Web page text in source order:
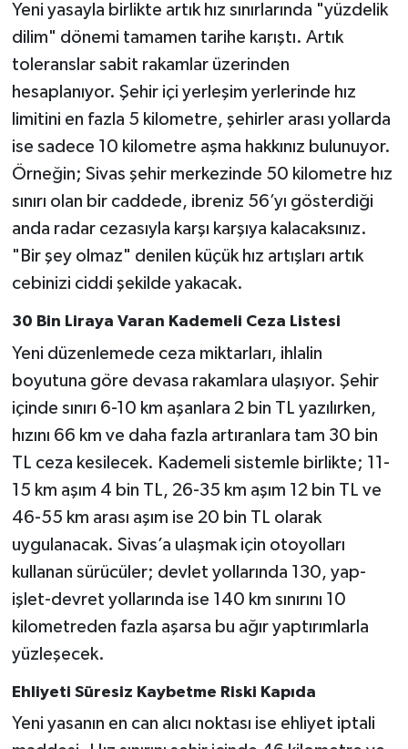
Yeni yasayla birlikte artık hız sınırlarında "yüzdelik
dilim" dönemi tamamen tarihe karıştı. Artık
toleranslar sabit rakamlar üzerinden
hesaplanıyor. Şehir içi yerleşim yerlerinde hız
limitini en fazla 5 kilometre, şehirler arası yollarda
ise sadece 10 kilometre aşma hakkınız bulunuyor.
Örneğin; Sivas şehir merkezinde 50 kilometre hız
sınırı olan bir caddede, ibreniz 56’yı gösterdiği
anda radar cezasıyla karşı karşıya kalacaksınız.
"Bir şey olmaz" denilen küçük hız artışları artık
cebinizi ciddi şekilde yakacak.
30 Bin Liraya Varan Kademeli Ceza Listesi
Yeni düzenlemede ceza miktarları, ihlalin
boyutuna göre devasa rakamlara ulaşıyor. Şehir
içinde sınırı 6-10 km aşanlara 2 bin TL yazılırken,
hızını 66 km ve daha fazla artıranlara tam 30 bin
TL ceza kesilecek. Kademeli sistemle birlikte; 11-
15 km aşım 4 bin TL, 26-35 km aşım 12 bin TL ve
46-55 km arası aşım ise 20 bin TL olarak
uygulanacak. Sivas’a ulaşmak için otoyolları
kullanan sürücüler; devlet yollarında 130, yap-
işlet-devret yollarında ise 140 km sınırını 10
kilometreden fazla aşarsa bu ağır yaptırımlarla
yüzleşecek.
Ehliyeti Süresiz Kaybetme Riski Kapıda
Yeni yasanın en can alıcı noktası ise ehliyet iptali